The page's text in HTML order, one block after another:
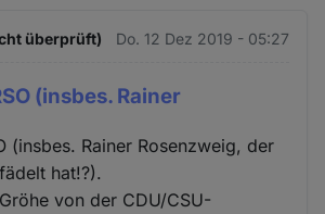
überprüft) Do. 12 Dez 2019 - 05:27
(insbes. Rainer
(insbes. Rainer Rosenzweig, der
hat!?).
von der CDU/CSU-